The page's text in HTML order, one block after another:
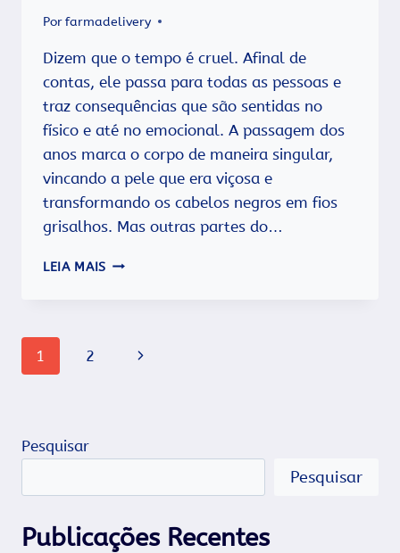
Porfarmadelivery
Dizem que o tempo é cruel. Afinal de
contas, ele passa para todas as pessoas e
traz consequências que são sentidas no
físico e até no emocional. A passagem dos
anos marca o corpo de maneira singular,
vincando a pele que era viçosa e
transformando os cabelos negros em fios
grisalhos. Mas outras partes do…
LEIA MAIS VAGINA
Navegação
1 2
Página
Pesquisar
Pesquisar
Publicações Recentes